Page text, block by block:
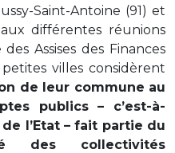
Saint-Antoine (91) et
aux différentes réunions
Assises des Finances
villes considèrent
de leur commune au
publics – c’est-à-
l’Etat – fait partie du
des collectivités